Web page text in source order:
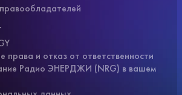
права и отказ от ответственности
Радио ЭНЕРДЖИ (NRG) в вашем